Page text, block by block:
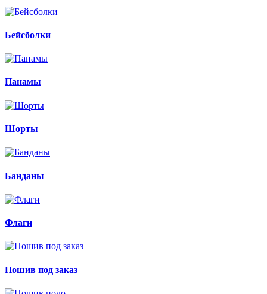
Бейсболки
Панамы
Шорты
Банданы
Флаги
Пошив под заказ